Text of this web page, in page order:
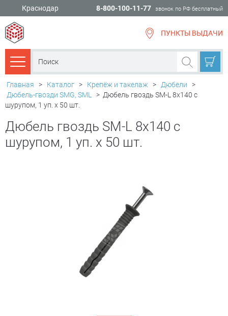
Краснодар 8-800-100-11-77 звонок по РФ бесплатный
ПУНКТЫ ВЫДАЧИ
Каталог товаров
Главная > Каталог > Крепёж и такелаж > Дюбели
>
Дюбель-гвозди SMG, SML
> Дюбель гвоздь SM-L 8х140 с
шурупом, 1 уп. х 50 шт.
Дюбель гвоздь SM-L 8х140 с
шурупом, 1 уп. х 50 шт.